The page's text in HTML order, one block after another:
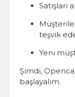
Satışları
teşvik
Yeni
Şimdi,
başlayalım.